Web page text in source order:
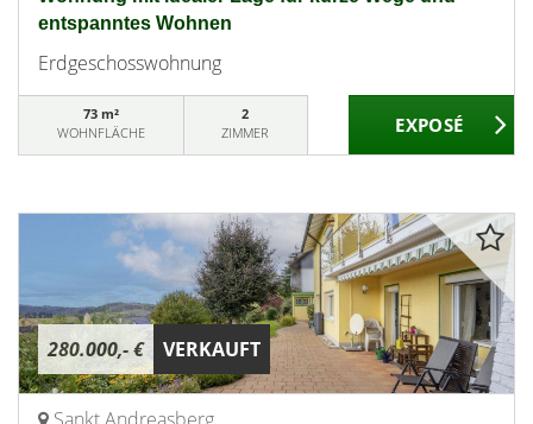
entspanntes Wohnen
Erdgeschosswohnung
73 m²
WOHNFLÄCHE
2
ZIMMER
280.000,- € VERKAUFT